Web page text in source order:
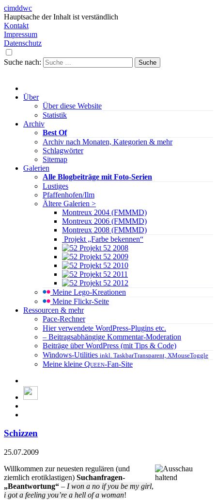
cimddwc
Hauptsache der Inhalt ist verständlich
Kontakt
Impressum
Datenschutz
Suche nach:
Über
Über diese Website
Statistik
Archiv
Best Of
Archiv nach Monaten, Kategorien & mehr
Schlagwörter
Sitemap
Galerien
Alle Blogbeiträge mit Foto-Serien
Lustiges
Pfaffenhofen/Ilm
Ältere Galerien >
Montreux 2004 (FMMMD)
Montreux 2006 (FMMMD)
Montreux 2008 (FMMMD)
Projekt „Farbe bekennen“
Projekt 52 2008
Projekt 52 2009
Projekt 52 2010
Projekt 52 2011
Projekt 52 2012
Meine Lego-Kreationen
Meine Flickr-Seite
Ressourcen & mehr
Pace-Rechner
Hier verwendete WordPress-Plugins etc.
– Beitragsabhängige Kommentar-Moderation
Beiträge über WordPress (mit Tips & Code)
Windows-Utilities inkl. TaskbarTransparent, XMouseToggle
Meine kleine Queen-Fan-Site
Schizzen
25.07.2009
Willkommen zur neuesten regulären (und
ziemlich erotiklastigen) Suchanfragen-
„Beantwortung“ – I won a no if you be my girl,
i got a feeling you’re a hell of a woman!